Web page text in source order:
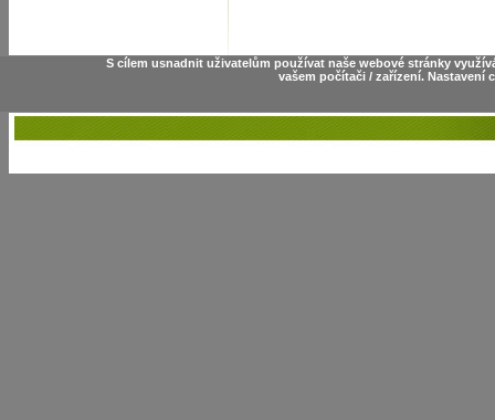
S cílem usnadnit uživatelům používat naše webové stránky
vašem počítači / zařízení. Nastavení